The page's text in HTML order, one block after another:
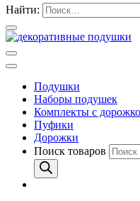
Найти:
Подушки
Наборы подушек
Комплекты с
Пуфики
Дорожки
Поиск товаров